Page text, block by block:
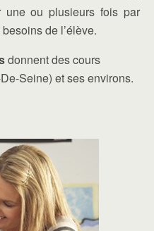
une ou plusieurs fois par
de l’élève.
donnent des cours
Seine) et ses environs.